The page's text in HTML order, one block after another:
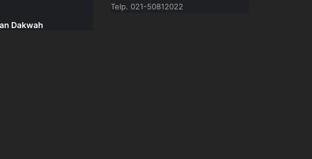
Dakwah
Telp. 021-50812022